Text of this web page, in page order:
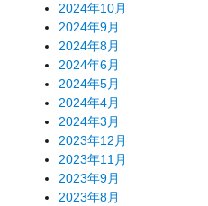
2024年10月
2024年9月
2024年8月
2024年6月
2024年5月
2024年4月
2024年3月
2023年12月
2023年11月
2023年9月
2023年8月